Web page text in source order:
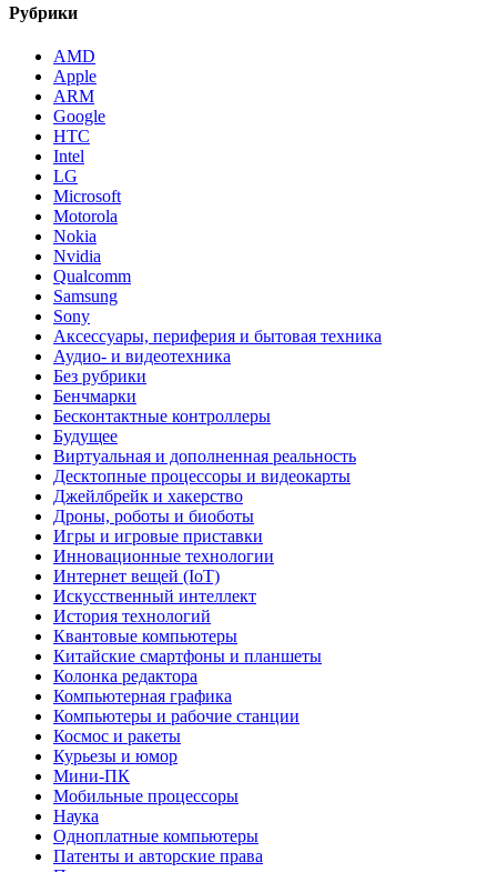
Рубрики
AMD
Apple
ARM
Google
HTC
Intel
LG
Microsoft
Motorola
Nokia
Nvidia
Qualcomm
Samsung
Sony
Аксессуары, периферия и бытовая техника
Аудио- и видеотехника
Без рубрики
Бенчмарки
Бесконтактные контроллеры
Будущее
Виртуальная и дополненная реальность
Десктопные процессоры и видеокарты
Джейлбрейк и хакерство
Дроны, роботы и биоботы
Игры и игровые приставки
Инновационные технологии
Интернет вещей (IoT)
Искусственный интеллект
История технологий
Квантовые компьютеры
Китайские смартфоны и планшеты
Колонка редактора
Компьютерная графика
Компьютеры и рабочие станции
Космос и ракеты
Курьезы и юмор
Мини-ПК
Мобильные процессоры
Наука
Одноплатные компьютеры
Патенты и авторские права